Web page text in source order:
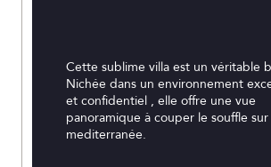
Cette sublime villa est un véritable
Nichée dans un environnement
et confidentiel , elle offre une vue
panoramique à couper le souffle
mediterranée.